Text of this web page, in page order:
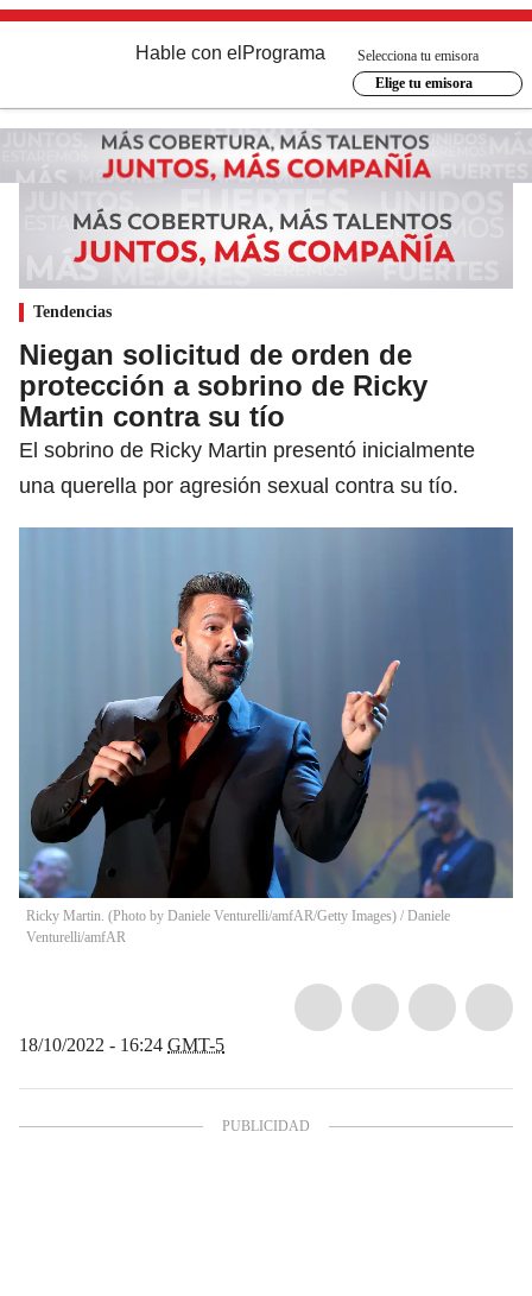
Hable con el Programa
Selecciona tu emisora
Elige tu emisora
Tendencias
Niegan solicitud de orden de
protección a sobrino de Ricky
Martin contra su tío
El sobrino de Ricky Martin presentó inicialmente
una querella por agresión sexual contra su tío.
Ricky Martin. (Photo by Daniele Venturelli/amfAR/Getty Images) / Daniele
Venturelli/amfAR
18/10/2022 - 16:24 GMT-5